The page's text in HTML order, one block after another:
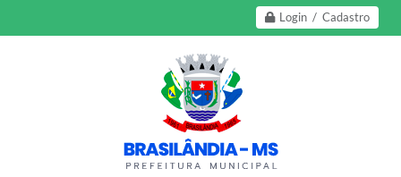
Login / Cadastro